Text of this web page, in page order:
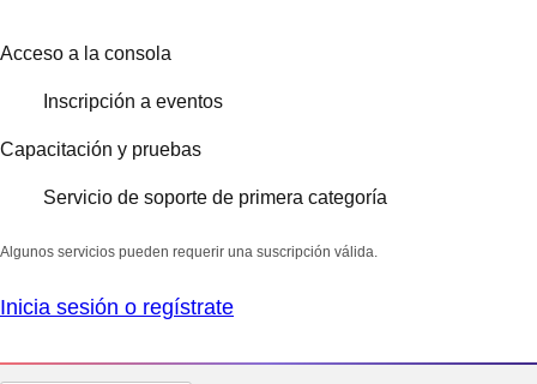
Acceso a la consola
Inscripción a eventos
Capacitación y pruebas
Servicio de soporte de primera categoría
Algunos servicios pueden requerir una suscripción válida.
Inicia sesión o regístrate